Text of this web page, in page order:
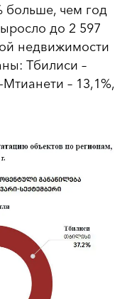
больше, чем год
до 2 597
недвижимости
Тбилиси –
– 13,1%,